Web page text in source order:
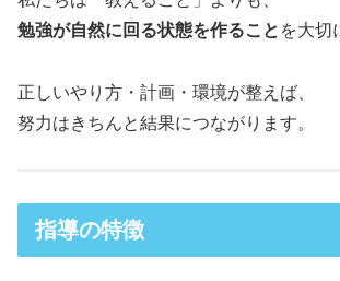
勉強が自然に回る状態を作ること を大切
正しいやり方・計画・環境が整えば、
努力はきちんと結果につながります。
指導の特徴